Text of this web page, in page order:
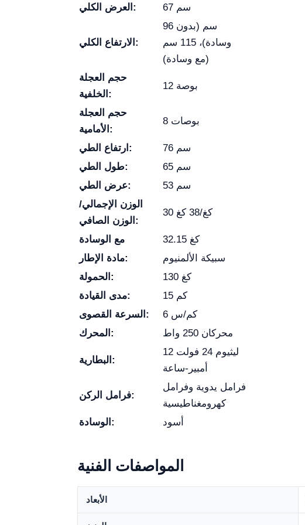
العرض الكلي:
67 سم
الارتفاع الكلي:
96 سم (بدون
وسادة)، 115 سم
(مع وسادة)
حجم العجلة
الخلفية:
12 بوصة
حجم العجلة
الأمامية:
8 بوصات
ارتفاع الطي:
76 سم
طول الطي:
65 سم
عرض الطي:
53 سم
الوزن الإجمالي/
الوزن الصافي:
30 كغ/38 كغ
مع الوسادة
32.15 كغ
مادة الإطار:
سبيكة الألمنيوم
الحمولة:
130 كغ
مدى القيادة:
15 كم
السرعة القصوى:
6 كم/س
المحرك:
محركان 250 واط
البطارية:
ليثيوم 24 فولت 12
أمبير-ساعة
فرامل الركن:
فرامل يدوية وفرامل
كهرومغناطيسية
الوسادة:
أسود
المواصفات الفنية
الأبعاد